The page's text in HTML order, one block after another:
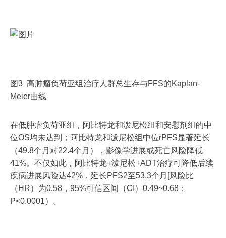
图3 高肿瘤负荷亚组治疗人群总生存与FFS的Kaplan-
Meier曲线
在低肿瘤负荷亚组，阿比特龙和泼尼松组和安慰剂组的中
位OS均未达到；阿比特龙和泼尼松组中位rPFS显著延长
（49.8个月对22.4个月），影像学进展或死亡风险降低
41%。不仅如此，阿比特龙+泼尼松+ADT治疗可降低后续
疾病进展风险达42%，延长PFS2至53.3个月[风险比
（HR）为0.58，95%可信区间（CI）0.49~0.68；
P<0.0001）。